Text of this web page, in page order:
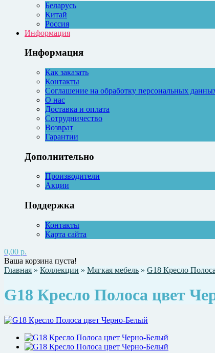
Беларусь
Китай
Россия
Информация
Информация
Как заказать
Контакты
Соглашение на обработку персональных
О нас
Доставка и оплата
Сотрудничество
Возврат
Гарантии
Дополнительно
Производители
Акции
Поддержка
Контакты
Карта сайта
0,00 р.
Ваша корзина пуста!
Главная » Коллекции » Мягкая мебель » G18 Кресло
G18 Кресло Полоса цвет